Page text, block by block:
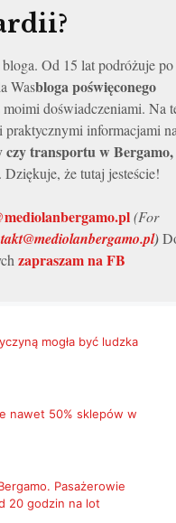
Od 15 lat podróżuje po
Wasbloga poświęconego
doświadczeniami. Na
praktycznymi informacjami
transportu w Bergamo,
Dziękuje, że tutaj jesteście!
(For
)
zapraszam na FB
mogła być ludzka
nawet 50% sklepów w
Pasażerowie
20 godzin na lot